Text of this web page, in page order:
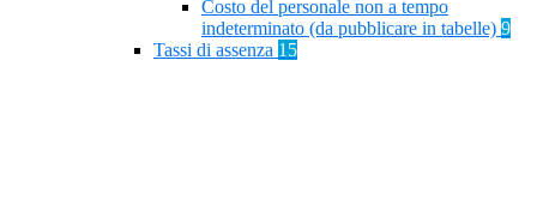
Costo del personale non a tempo
indeterminato (da pubblicare in tabelle) 9
Tassi di assenza 15